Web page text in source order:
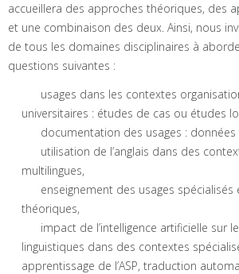
accueillera des approches théoriques, des
et une combinaison des deux. Ainsi, nous
de tous les domaines disciplinaires à
questions suivantes :
usages dans les contextes
universitaires : études de cas ou études
documentation des usages : données
utilisation de l’anglais dans des
multilingues,
enseignement des usages spécialisés
théoriques,
impact de l’intelligence artificielle sur
linguistiques dans des contextes
apprentissage de l’ASP, traduction